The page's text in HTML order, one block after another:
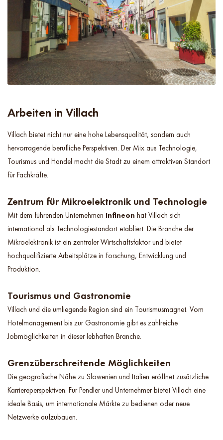
Arbeiten in Villach
Villach bietet nicht nur eine hohe Lebensqualität, sondern auch
hervorragende berufliche Perspektiven. Der Mix aus Technologie,
Tourismus und Handel macht die Stadt zu einem attraktiven Standort
für Fachkräfte.
Zentrum für Mikroelektronik und Technologie
Mit dem führenden Unternehmen Infineon hat Villach sich
international als Technologiestandort etabliert. Die Branche der
Mikroelektronik ist ein zentraler Wirtschaftsfaktor und bietet
hochqualifizierte Arbeitsplätze in Forschung, Entwicklung und
Produktion.
Tourismus und Gastronomie
Villach und die umliegende Region sind ein Tourismusmagnet. Vom
Hotelmanagement bis zur Gastronomie gibt es zahlreiche
Jobmöglichkeiten in dieser lebhaften Branche.
Grenzüberschreitende Möglichkeiten
Die geografische Nähe zu Slowenien und Italien eröffnet zusätzliche
Karriereperspektiven. Für Pendler und Unternehmer bietet Villach eine
ideale Basis, um internationale Märkte zu bedienen oder neue
Netzwerke aufzubauen.